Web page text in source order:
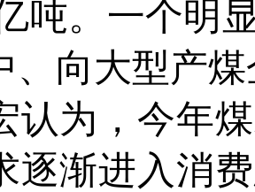
吨。一个明
、向大型产
，今年煤
逐渐进入消